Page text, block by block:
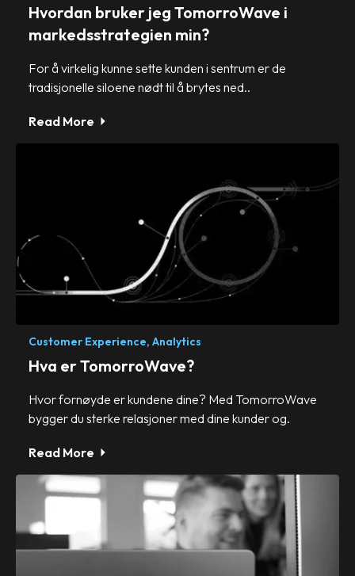
Hvordan bruker jeg TomorroWave i
markedsstrategien min?
For å virkelig kunne sette kunden i sentrum er de
tradisjonelle siloene nødt til å brytes ned..
Read More
Customer Experience, Analytics
Hva er TomorroWave?
Hvor fornøyde er kundene dine? Med TomorroWave
bygger du sterke relasjoner med dine kunder og.
Read More